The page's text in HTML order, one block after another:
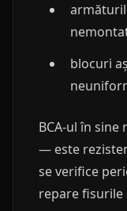
blocuri
BCA-ul în
— este
se verifice
repare fisurile